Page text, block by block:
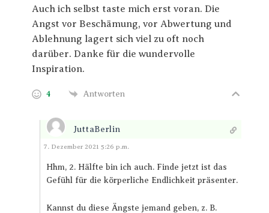
Auch ich selbst taste mich erst voran. Die
Angst vor Beschämung, vor Abwertung und
Ablehnung lagert sich viel zu oft noch
darüber. Danke für die wundervolle
Inspiration.
4 Antworten
JuttaBerlin
Antworten
7. Dezember 2021 5:26 p.m.
Hhm, 2. Hälfte bin ich auch. Finde jetzt ist das
Gefühl für die körperliche Endlichkeit präsenter.
Kannst du diese Ängste jemand geben, z. B.